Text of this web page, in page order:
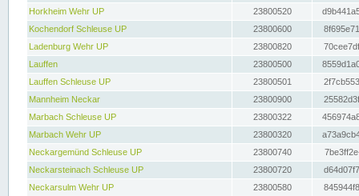
Horkheim Wehr UP
23800520
Kochendorf Schleuse UP
23800600
Ladenburg Wehr UP
23800820
Lauffen
23800500
Lauffen Schleuse UP
23800501
Mannheim Neckar
23800900
Marbach Schleuse UP
23800322
Marbach Wehr UP
23800320
Neckargemünd Schleuse UP
23800740
Neckarsteinach Schleuse UP
23800720
Neckarsulm Wehr UP
23800580